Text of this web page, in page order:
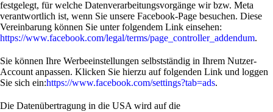
festgelegt, für welche Datenverarbeitungsvorgänge wir bzw. Meta
verantwortlich ist, wenn Sie unsere Facebook-Page besuchen. Diese
Vereinbarung können Sie unter folgendem Link einsehen:
https://www.facebook.com/legal/terms/page_controller_addendum.
Sie können Ihre Werbeeinstellungen selbstständig in Ihrem Nutzer-
Account anpassen. Klicken Sie hierzu auf folgenden Link und loggen
Sie sich ein:https://www.facebook.com/settings?tab=ads.
Die Datenübertragung in die USA wird auf die